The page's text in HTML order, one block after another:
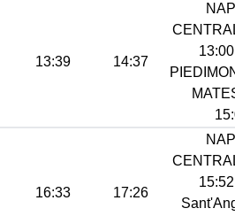
13:39 14:37
16:33 17:26